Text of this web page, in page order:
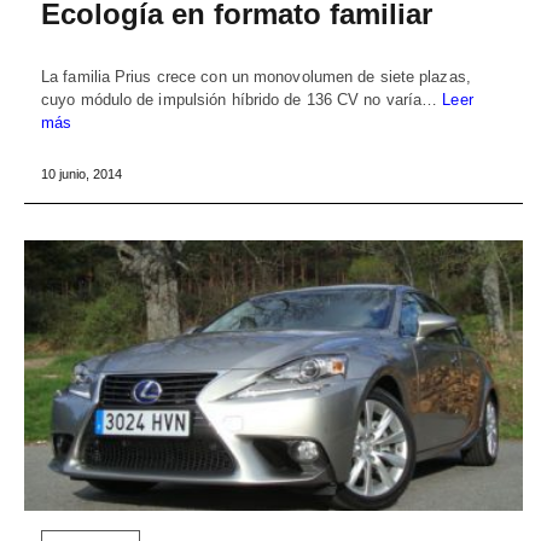
Ecología en formato familiar
La familia Prius crece con un monovolumen de siete plazas,
cuyo módulo de impulsión híbrido de 136 CV no varía… Leer
más
10 junio, 2014